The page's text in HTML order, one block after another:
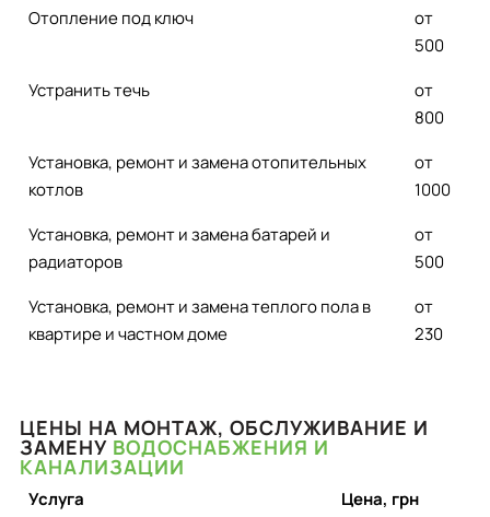
Отопление под ключ
от
500
Устранить течь
от
800
Установка, ремонт и замена отопительных
котлов
от
1000
Установка, ремонт и замена батарей и
радиаторов
от
500
Установка, ремонт и замена теплого пола в
квартире и частном доме
от
230
ЦЕНЫ НА МОНТАЖ, ОБСЛУЖИВАНИЕ И
ЗАМЕНУ ВОДОСНАБЖЕНИЯ И
КАНАЛИЗАЦИИ
Услуга
Цена, грн